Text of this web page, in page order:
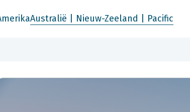
Australië | Nieuw-Zeeland | Pacific